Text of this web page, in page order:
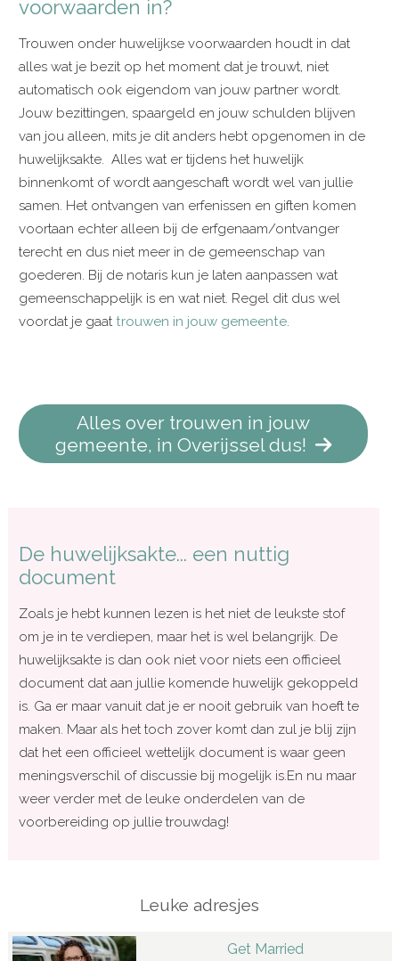
voorwaarden in?
Trouwen onder huwelijkse voorwaarden houdt in dat
alles wat je bezit op het moment dat je trouwt, niet
automatisch ook eigendom van jouw partner wordt.
Jouw bezittingen, spaargeld en jouw schulden blijven
van jou alleen, mits je dit anders hebt opgenomen in de
huwelijksakte. Alles wat er tijdens het huwelijk
binnenkomt of wordt aangeschaft wordt wel van jullie
samen. Het ontvangen van erfenissen en giften komen
voortaan echter alleen bij de erfgenaam/ontvanger
terecht en dus niet meer in de gemeenschap van
goederen. Bij de notaris kun je laten aanpassen wat
gemeenschappelijk is en wat niet. Regel dit dus wel
voordat je gaattrouwen in jouw gemeente.
Alles over trouwen in jouw
gemeente, in Overijssel dus!
De huwelijksakte... een nuttig
document
Zoals je hebt kunnen lezen is het niet de leukste stof
om je in te verdiepen, maar het is wel belangrijk. De
huwelijksakte is dan ook niet voor niets een officieel
document dat aan jullie komende huwelijk gekoppeld
is. Ga er maar vanuit dat je er nooit gebruik van hoeft te
maken. Maar als het toch zover komt dan zul je blij zijn
dat het een officieel wettelijk document is waar geen
meningsverschil of discussie bij mogelijk is.En nu maar
weer verder met de leuke onderdelen van de
voorbereiding op jullie trouwdag!
Leuke adresjes
Get Married